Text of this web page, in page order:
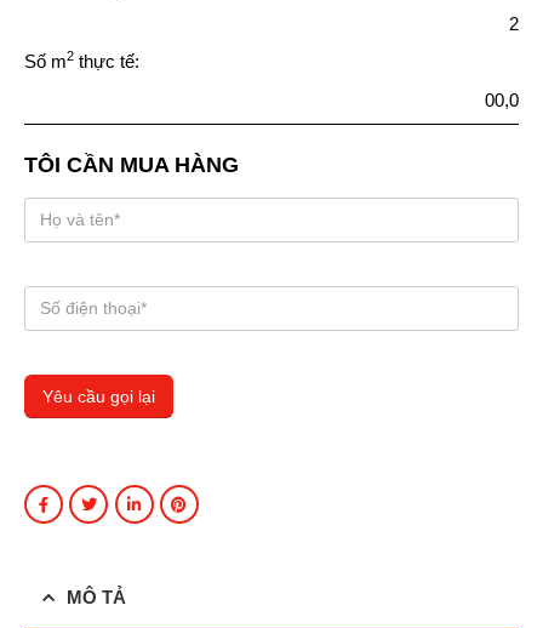
2
Số m2 thực tế:
00,0
TÔI CẦN MUA HÀNG
MÔ TẢ